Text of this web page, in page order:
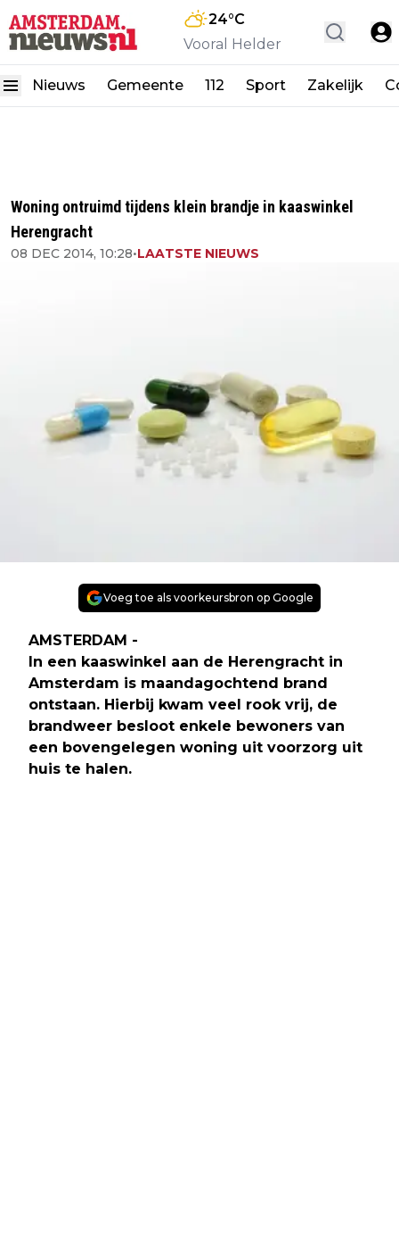
24°C
Vooral Helder
Nieuws Gemeente 112 Sport Zakelijk
Woning ontruimd tijdens klein brandje in kaaswinkel
Herengracht
08 DEC 2014, 10:28•LAATSTE NIEUWS
Voeg toe als voorkeursbron op Google
AMSTERDAM -
In een kaaswinkel aan de Herengracht in
Amsterdam is maandagochtend brand
ontstaan. Hierbij kwam veel rook vrij, de
brandweer besloot enkele bewoners van
een bovengelegen woning uit voorzorg uit
huis te halen.